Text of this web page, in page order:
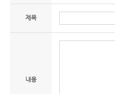
제목
내용